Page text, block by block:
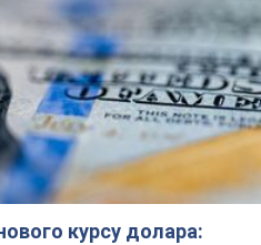
курсу долара: